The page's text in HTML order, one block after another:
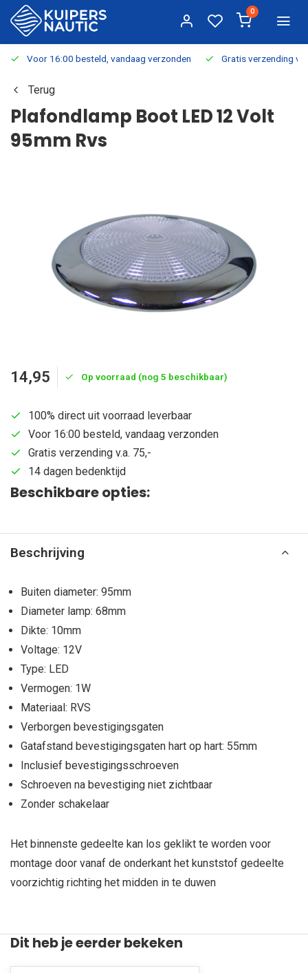
0
Voor 16:00 besteld, vandaag verzonden Gratis verzending
Terug
Plafondlamp Boot LED 12 Volt
95mm Rvs
14,95 Op voorraad (nog 5 beschikbaar)
100% direct uit voorraad leverbaar
Voor 16:00 besteld, vandaag verzonden
Gratis verzending v.a. 75,-
14 dagen bedenktijd
Beschikbare opties:
Beschrijving
Buiten diameter: 95mm
Diameter lamp: 68mm
Dikte: 10mm
Voltage: 12V
Type: LED
Vermogen: 1W
Materiaal: RVS
Verborgen bevestigingsgaten
Gatafstand bevestigingsgaten hart op hart: 55mm
Inclusief bevestigingsschroeven
Schroeven na bevestiging niet zichtbaar
Zonder schakelaar
Het binnenste gedeelte kan los geklikt te worden voor
montage door vanaf de onderkant het kunststof gedeelte
voorzichtig richting het midden in te duwen
Dit heb je eerder bekeken